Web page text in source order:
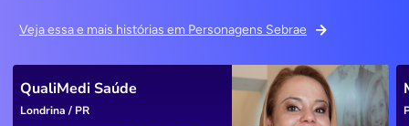
Veja essa e mais histórias em Personagens Sebrae
QualiMedi Saúde
Londrina / PR